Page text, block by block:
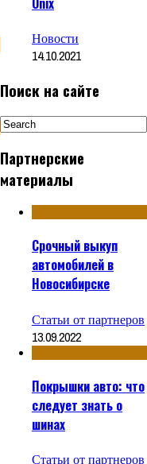
Новости
14.10.2021
Поиск на сайте
Партнерские
материалы
Срочный выкуп
автомобилей в
Новосибирске
Статьи от партнеров
13.09.2022
Покрышки авто: что
следует знать о
шинах
Статьи от партнеров